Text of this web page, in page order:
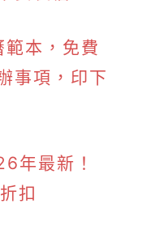
本，免費
事項，印下
年最新！
扣